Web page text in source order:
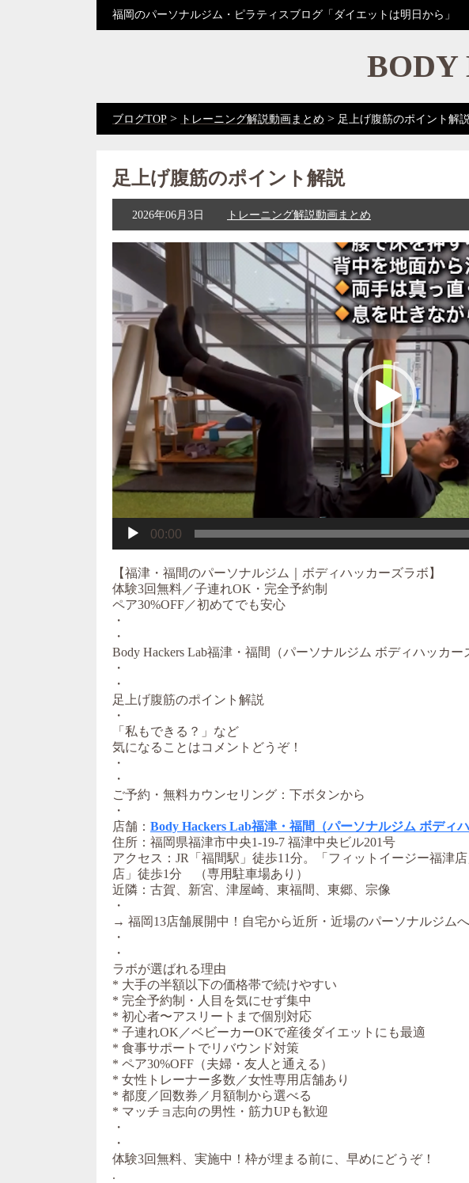
福岡のパーソナルジム・ピラティスブログ「ダイエットは明日から」
BODY
ブログTOP > トレーニング解説動画まとめ > 足上げ腹筋のポイント解
足上げ腹筋のポイント解説
2026年06月3日 トレーニング解説動画まとめ
画
レ
ー
ヤ
ー
00:00
【福津・福間のパーソナルジム｜ボディハッカーズラボ】
体験3回無料／子連れOK・完全予約制
ペア30%OFF／初めてでも安心
・
・
Body Hackers Lab福津・福間（パーソナルジム ボディハッカー
・
・
足上げ腹筋のポイント解説
・
「私もできる？」など
気になることはコメントどうぞ！
・
・
ご予約・無料カウンセリング：下ボタンから
・
店舗： Body Hackers Lab福津・福間（パーソナルジム ボディ
住所：福岡県福津市中央1-19-7 福津中央ビル201号
アクセス：JR「福間駅」徒歩11分。「フィットイージー福津
店」徒歩1分 （専用駐車場あり）
近隣： 古賀、新宮、津屋崎、東福間、東郷、宗像
・
→ 福岡13店舗展開中！自宅から近所・近場のパーソナルジム
・
・
ラボが選ばれる理由
* 大手の半額以下の価格帯で続けやすい
* 完全予約制・人目を気にせず集中
* 初心者〜アスリートまで個別対応
* 子連れOK／ベビーカーOKで産後ダイエットにも最適
* 食事サポートでリバウンド対策
* ペア30%OFF（夫婦・友人と通える）
* 女性トレーナー多数／女性専用店舗あり
* 都度／回数券／月額制から選べる
* マッチョ志向の男性・筋力UPも歓迎
・
・
体験3回無料、実施中！枠が埋まる前に、早めにどうぞ！
.